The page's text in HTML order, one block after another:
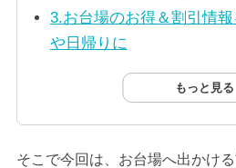
3.お台場のお得＆割引情
や日帰りに
もっと見る
そこで今回は、お台場へ出かけ